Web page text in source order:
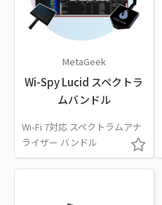
MetaGeek
Wi-Spy Lucid スペクトラ
ムバンドル
Wi-Fi 7対応 スペクトラムアナ
ライザー バンドル